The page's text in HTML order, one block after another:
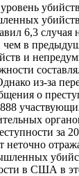
6,3 случая
в
и
из-за
о
за
в США в